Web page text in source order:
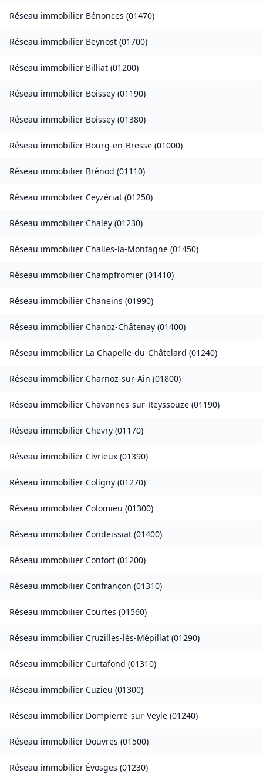
Réseau immobilier Bénonces (01470)
Réseau immobilier Beynost (01700)
Réseau immobilier Billiat (01200)
Réseau immobilier Boissey (01190)
Réseau immobilier Boissey (01380)
Réseau immobilier Bourg-en-Bresse (01000)
Réseau immobilier Brénod (01110)
Réseau immobilier Ceyzériat (01250)
Réseau immobilier Chaley (01230)
Réseau immobilier Challes-la-Montagne (01450)
Réseau immobilier Champfromier (01410)
Réseau immobilier Chaneins (01990)
Réseau immobilier Chanoz-Châtenay (01400)
Réseau immobilier La Chapelle-du-Châtelard (01240)
Réseau immobilier Charnoz-sur-Ain (01800)
Réseau immobilier Chavannes-sur-Reyssouze (01190)
Réseau immobilier Chevry (01170)
Réseau immobilier Civrieux (01390)
Réseau immobilier Coligny (01270)
Réseau immobilier Colomieu (01300)
Réseau immobilier Condeissiat (01400)
Réseau immobilier Confort (01200)
Réseau immobilier Confrançon (01310)
Réseau immobilier Courtes (01560)
Réseau immobilier Cruzilles-lès-Mépillat (01290)
Réseau immobilier Curtafond (01310)
Réseau immobilier Cuzieu (01300)
Réseau immobilier Dompierre-sur-Veyle (01240)
Réseau immobilier Douvres (01500)
Réseau immobilier Évosges (01230)